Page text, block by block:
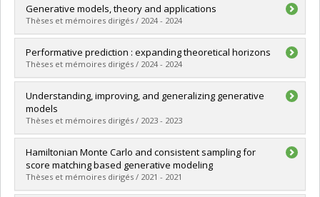
Diplômé(e) :Ibrahim, Adam
Cycle : Doctorat
Diplôme obtenu :Ph. D.
Lien vers le document dans Papyrus
Generative models, theory and applications
Thèses et mémoires dirigés / 2024 - 2024
Diplômé(e) : Askari Hemmat, Reyhane
Cycle : Doctorat
Diplôme obtenu :Ph. D.
Lien vers le document dans Papyrus
Performative prediction : expanding theoretical horizons
Thèses et mémoires dirigés / 2024 - 2024
Diplômé(e) :Mofakhami, Mehrnaz
Cycle :Maîtrise
Diplôme obtenu :M. Sc.
Lien vers le document dans Papyrus
Understanding, improving, and generalizing generative
models
Thèses et mémoires dirigés / 2023 - 2023
Diplômé(e) :Jolicoeur-Martineau, Alexia
Cycle :Doctorat
Diplôme obtenu :Ph. D.
Lien vers le document dans Papyrus
Hamiltonian Monte Carlo and consistent sampling for
score matching based generative modeling
Thèses et mémoires dirigés / 2021 - 2021